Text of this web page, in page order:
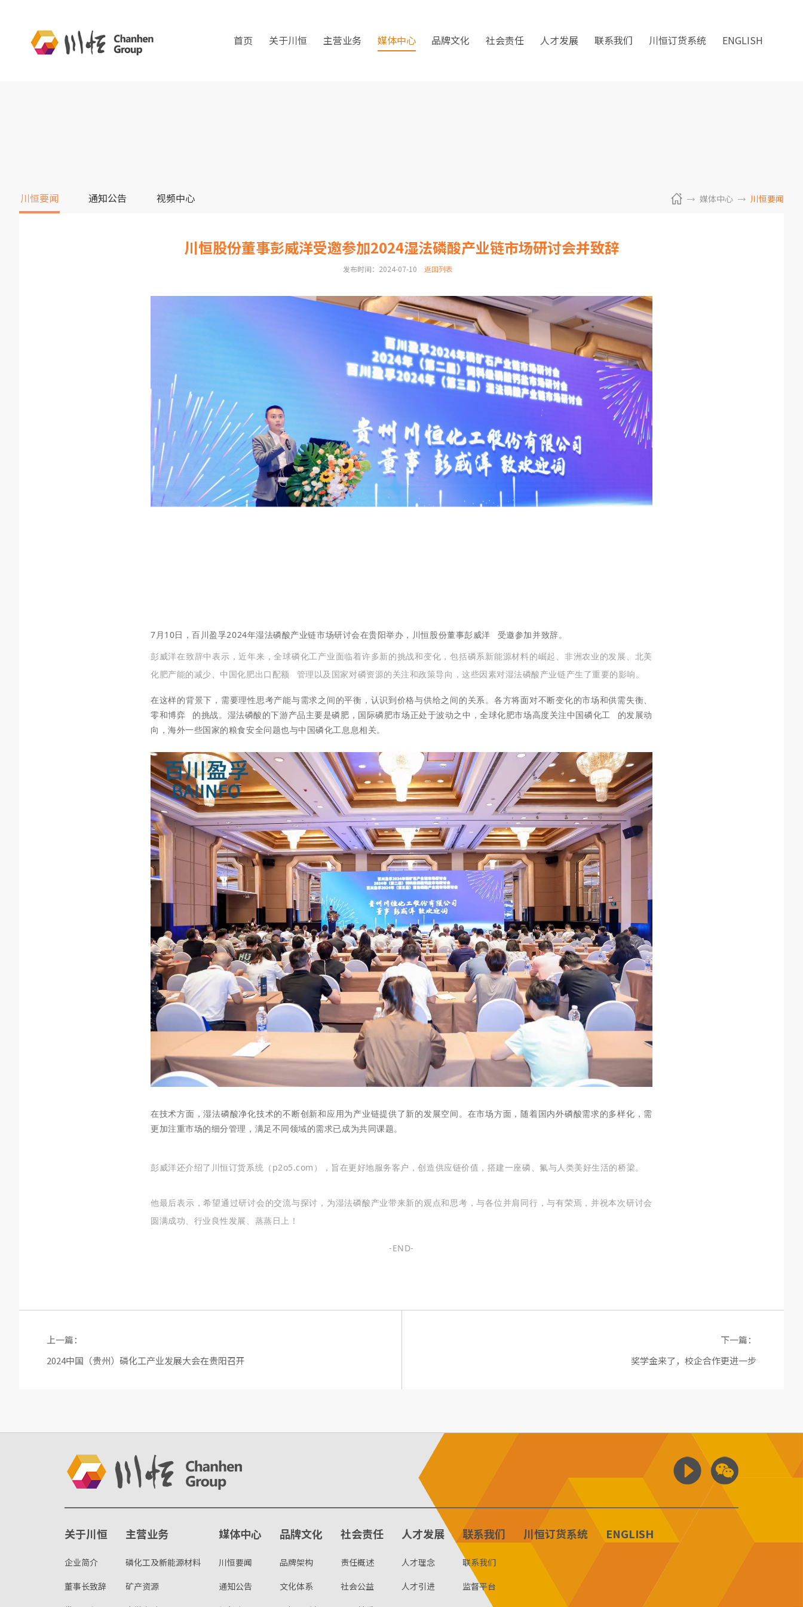
首页 关于川恒 主营业务 媒体中心 品牌文化 社会责任 人才发展 联系我们 川恒订货系统 ENGLISH
川恒要闻 通知公告 视频中心 媒体中心 川恒要闻
川恒股份董事彭威洋受邀参加2024湿法磷酸产业链市场研讨会并致辞
发布时间：2024-07-10 返回列表
7月10日，百川盈孚2024年湿法磷酸产业链市场研讨会在贵阳举办，川恒股份董事彭威洋
受邀参加并致辞。
彭威洋在致辞中表示，近年来，全球磷化工产业面临着许多新的挑战和变化，包括磷系新能源材料的崛起、非洲农业的发展、北美
化肥产能的减少、中国化肥出口配额 管理以及国家对磷资源的关注和政策导向，这些因素对湿法磷酸产业链产生了重要的影响。
在这样的背景下，需要理性思考产能与需求之间的平衡，认识到价格与供给之间的关系。各方将面对不断变化的市场和供需失衡、
零和博弈
的挑战。湿法磷酸的下游产品主要是磷肥，国际磷肥市场正处于波动之中，全球化肥市场高度关注中国磷化工
的发展动
向，海外一些国家的粮食安全问题也与中国磷化工息息相关。
在技术方面，湿法磷酸净化技术的不断创新和应用为产业链提供了新的发展空间。在市场方面，随着国内外磷酸需求的多样化，需
更加注重市场的细分管理，满足不同领域的需求已成为共同课题。
彭威洋还介绍了川恒订货系统（p2o5.com），旨在更好地服务客户，创造供应链价值，搭建一座磷、氟与人类美好生活的桥梁。
他最后表示，希望通过研讨会的交流与探讨，为湿法磷酸产业带来新的观点和思考，与各位并肩同行，与有荣焉，并祝本次研讨会
圆满成功、行业良性发展、蒸蒸日上！
-END-
上一篇：
2024中国（贵州）磷化工产业发展大会在贵阳召开
下一篇：
奖学金来了，校企合作更进一步
关于川恒
企业简介
董事长致辞
主营业务
磷化工及新能源材料
矿产资源
媒体中心
川恒要闻
通知公告
品牌文化
品牌架构
文化体系
社会责任
责任概述
社会公益
人才发展
人才理念
人才引进
联系我们
联系我们
监督平台
川恒订货系统 ENGLISH